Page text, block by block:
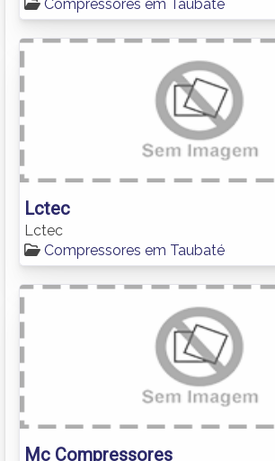
Compressores em Taubaté
Lctec
Lctec
Compressores em Taubaté
Mc Compressores